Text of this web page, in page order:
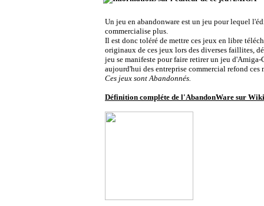
Un jeu en abandonware est un jeu pour lequel
commercialise plus.
Il est donc toléré de mettre ces jeux en libre
originaux de ces jeux lors des diverses faillites,
jeu se manifeste pour faire retirer un jeu
aujourd'hui des entreprise commercial refond
Ces jeux sont Abandonnés.
Définition compléte de l'AbandonWare sur